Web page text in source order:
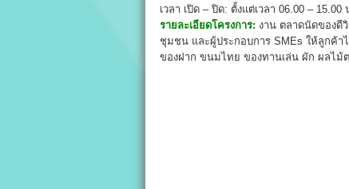
เวลา เปิด – ปิด: ตั้งแต่เวลา 06.00 – 15.00
รายละเอียดโครงการ: งาน ตลาดนัดของดี
ชุมชน และผู้ประกอบการ SMEs ให้ลูกค้
ของฝาก ขนมไทย ของทานเล่น ผัก ผลไม้